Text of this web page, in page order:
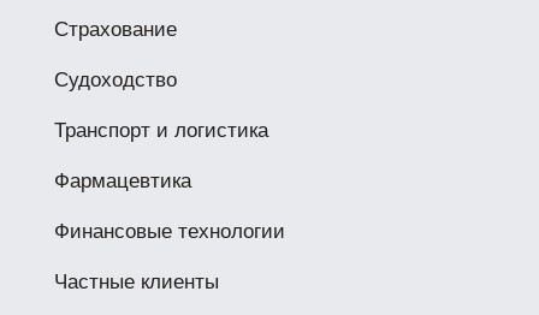
Страхование
Судоходство
Транспорт и логистика
Фармацевтика
Финансовые технологии
Частные клиенты